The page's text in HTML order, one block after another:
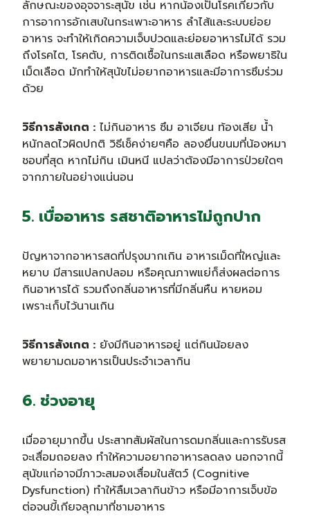
ลักษณะของอุจจาระสุนัข เช่น หากน้องเป็นโรคเกี่ยวกับ
การอาการอักเสบในกระเพาะอาหาร ลำไส้และระบบย่อย
อาหาร จะทำให้เกิดความเจ็บปวดและย่อยอาหารไม่ได้ รวม
ถึงโรคไต, โรคตับ, การติดเชื้อในกระแสเลือด หรือพยาธิใน
เม็ดเลือด มักทำให้สุนัขไม่อยากอาหารและมีอาการซึมร่วม
ด้วย
วิธีการสังเกต : ไม่กินอาหาร ซึม อาเจียน ท้องเสีย น้ำ
หนักลดไวผิดปกติ วิธีเช็คง่ายๆคือ ลองยื่นขนมที่น้องหมา
ชอบที่สุด หากไม่กิน เมินหนี แปลว่าต้องมีอาการป่วยใดๆ
จากภายในอย่างแน่นอน
5. เบื่ออาหาร รสชาติอาหารไม่ถูกปาก
ปัญหาจากอาหารสดที่ปรุงมากเกิน อาหารเม็ดที่ใหญ่และ
หยาบ มีสารแปลกปลอม หรือคุณภาพแย่ก็ส่งผลต่อการ
กินอาหารได้ รวมถึงกลิ่นอาหารที่มีกลิ่นหืน หายหอม
เพราะเก็บไว้นานเกิน
วิธีการสังเกต : ยังมีกินอาหารอยู่ แต่กินน้อยลง
พยายามดมอาหารเป็นประจำเวลากิน
6. ช่วงอายุ
เมื่ออายุมากขึ้น ประสาทสัมผัสในการดมกลิ่นและการรับรส
จะเสื่อมถอยลง ทำให้ความอยากอาหารลดลง นอกจากนี้
สุนัขแก่อาจมีภาวะสมองเสื่อมในสัตว์ (Cognitive
Dysfunction) ทำให้ลืมเวลากินข้าว หรือมีอาการเจ็บข้อ
ต่อจนขี้เกียจลุกมาที่ชามอาหาร